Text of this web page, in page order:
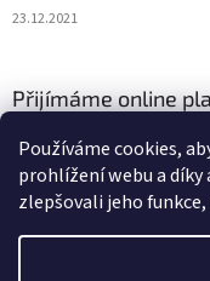
Používáme cookies,
prohlížení webu a
zlepšovali jeho
23.12.2021
Přijímáme online